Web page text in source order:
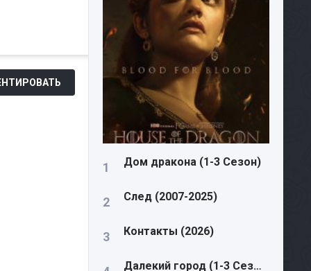
Дом дракона (1-3 Сезон)
След (2007-2025)
Контакты (2026)
Далекий город (1-3 Сезон)